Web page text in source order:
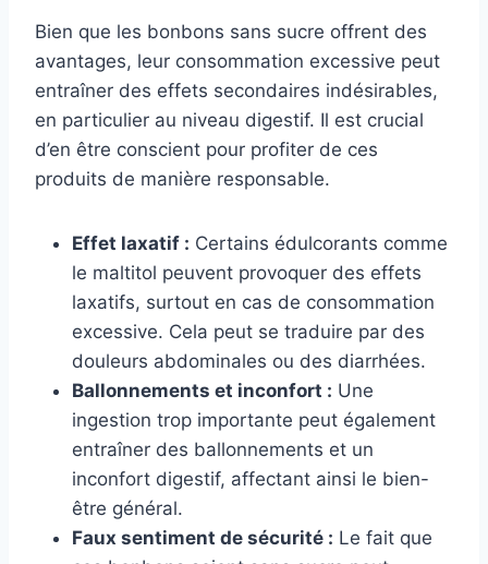
Bien que les bonbons sans sucre offrent des
avantages, leur consommation excessive peut
entraîner des effets secondaires indésirables,
en particulier au niveau digestif. Il est crucial
d’en être conscient pour profiter de ces
produits de manière responsable.
Effet laxatif : Certains édulcorants comme
le maltitol peuvent provoquer des effets
laxatifs, surtout en cas de consommation
excessive. Cela peut se traduire par des
douleurs abdominales ou des diarrhées.
Ballonnements et inconfort : Une
ingestion trop importante peut également
entraîner des ballonnements et un
inconfort digestif, affectant ainsi le bien-
être général.
Faux sentiment de sécurité : Le fait que